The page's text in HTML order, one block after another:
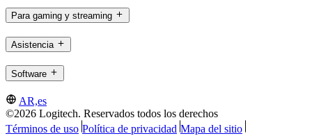
Para gaming y streaming
Asistencia
Software
AR,es
©2026 Logitech. Reservados todos los derechos
Términos de uso Política de privacidad Mapa del sitio